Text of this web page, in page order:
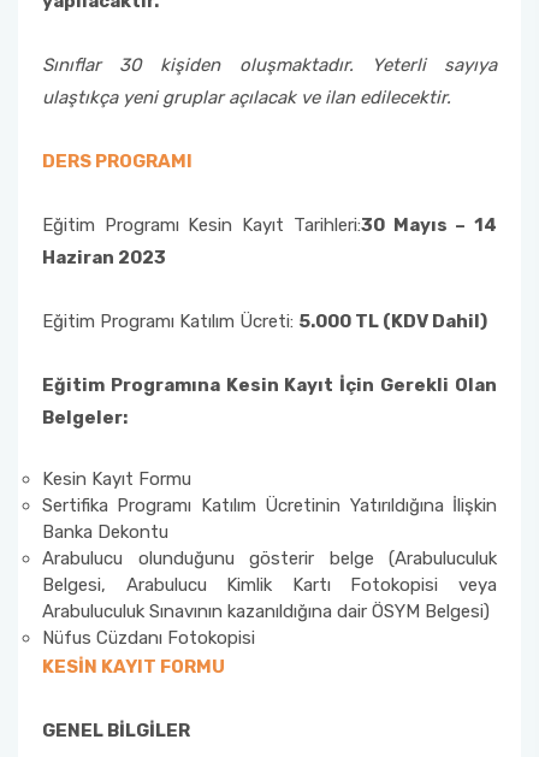
Sınıflar 30 kişiden oluşmaktadır. Yeterli sayıya
ulaştıkça yeni gruplar açılacak ve ilan edilecektir.
DERS PROGRAMI
Eğitim Programı Kesin Kayıt Tarihleri:30 Mayıs – 14
Haziran 2023
Eğitim Programı Katılım Ücreti: 5.000 TL (KDV Dahil)
Eğitim Programına Kesin Kayıt İçin Gerekli Olan
Belgeler:
Kesin Kayıt Formu
Sertifika Programı Katılım Ücretinin Yatırıldığına İlişkin
Banka Dekontu
Arabulucu olunduğunu gösterir belge (Arabuluculuk
Belgesi, Arabulucu Kimlik Kartı Fotokopisi veya
Arabuluculuk Sınavının kazanıldığına dair ÖSYM Belgesi)
Nüfus Cüzdanı Fotokopisi
KESİN KAYIT FORMU
GENEL BİLGİLER
Sosyal Transkript Uygulaması